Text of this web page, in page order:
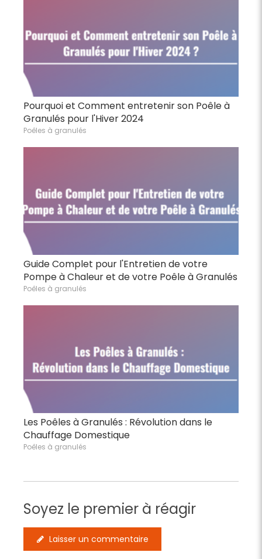
Pourquoi et Comment entretenir son Poêle à
Granulés pour l'Hiver 2024
Poêles à granulés
Guide Complet pour l'Entretien de votre
Pompe à Chaleur et de votre Poêle à Granulés
Poêles à granulés
Les Poêles à Granulés : Révolution dans le
Chauffage Domestique
Poêles à granulés
Soyez le premier à réagir
Laisser un commentaire